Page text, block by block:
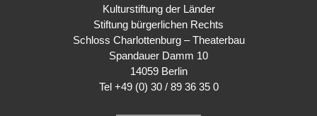
Kulturstiftung der Länder
Stiftung bürgerlichen Rechts
Schloss Charlottenburg – Theaterbau
Spandauer Damm 10
14059 Berlin
Tel +49 (0) 30 / 89 36 35 0